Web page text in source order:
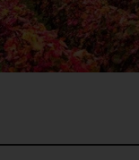
Wir
haben
festgestellt,
dass
schwer